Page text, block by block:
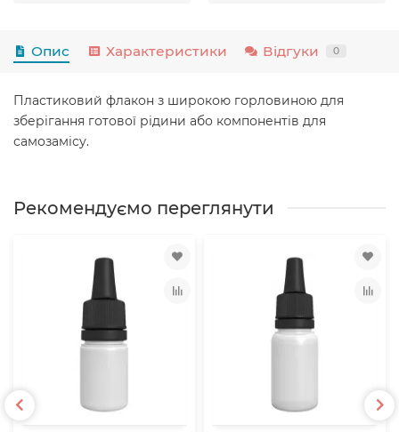
Опис Характеристики Відгуки 0
Пластиковий флакон з широкою горловиною для
зберігання готової рідини або компонентів для
самозамісу.
Рекомендуємо переглянути